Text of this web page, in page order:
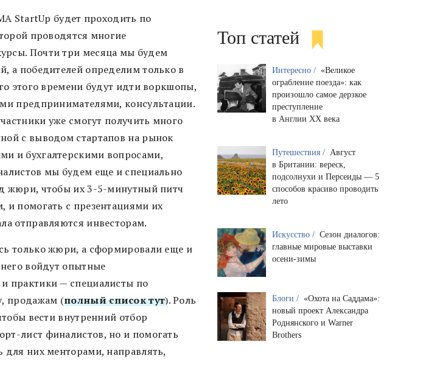
StartUp будет проходить по
проводятся многие
Почти три месяца мы будем
а победителей определим только в
этого времени будут идти воркшопы,
предпринимателями, консультации.
уже смогут получить много
с выводом стартапов на рынок
и бухгалтерскими вопросами,
мы будем еще и специально
жюри, чтобы их 3-5-минутный питч
и помогать с презентациями их
отправляются инвесторам.
только жюри, а сформировали еще и
войдут опытные
практики — специалисты по
продажам (полный список тут). Роль
вести внутренний отбор
лист финалистов, но и помогать
для них менторами, направлять,
Топ статей
Интересно / «Великое
ограбление поезда»: как
произошло самое дерзкое
преступление
в Англии XX века
Путешествия / Август
в Британии: вереск,
подсолнухи и Персеиды — 5
способов красиво проводить
лето
Искусство / Сезон диалогов:
главные мировые выставки
осени-зимы
Блоги / «Охота на Саддама»:
новый проект Александра
Роднянского и Warner
Brothers